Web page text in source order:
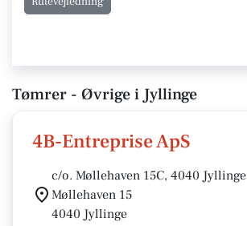
Tømrer - Øvrige i Jyllinge
4B-Entreprise ApS
c/o. Møllehaven 15C, 4040 Jyllinge
Møllehaven 15
4040 Jyllinge